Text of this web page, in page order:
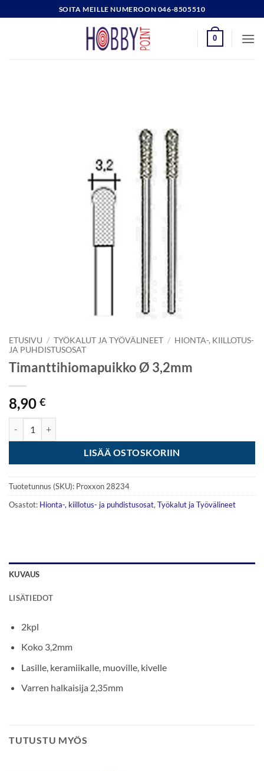
to
SOITA MEILLE NUMEROON 046-8505510
0
ETUSIVU / TYÖKALUT JA TYÖVÄLINEET / HIONTA-, KIILLOTUS-
JA PUHDISTUSOSAT
Timanttihiomapuikko Ø 3,2mm
8,90 €
LISÄÄ OSTOSKORIIN
Tuotetunnus (SKU): Proxxon 28234
Osastot: Hionta-, kiillotus- ja puhdistusosat, Työkalut ja Työvälineet
KUVAUS
LISÄTIEDOT
2kpl
Koko 3,2mm
Lasille, keramiikalle, muoville, kivelle
Varren halkaisija 2,35mm
TUTUSTU MYÖS